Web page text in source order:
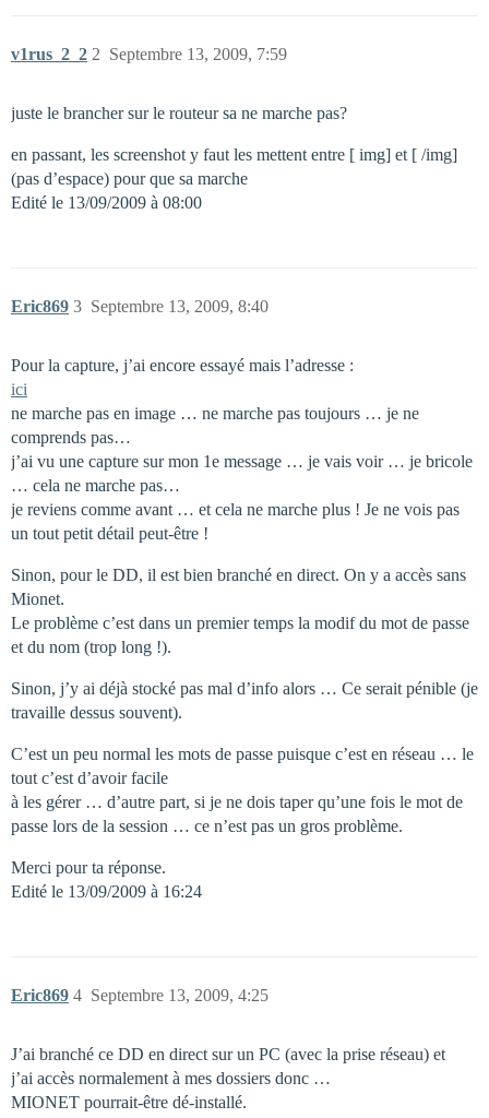
v1rus_2_2 Septembre 13, 2009, 7:59
2
juste le brancher sur le routeur sa ne marche pas?
en passant, les screenshot y faut les mettent entre [ img] et [ /img]
(pas d’espace) pour que sa marche
Edité le 13/09/2009 à 08:00
Eric869 Septembre 13, 2009, 8:40
3
Pour la capture, j’ai encore essayé mais l’adresse :
ici
ne marche pas en image … ne marche pas toujours … je ne
comprends pas…
j’ai vu une capture sur mon 1e message … je vais voir … je bricole
… cela ne marche pas…
je reviens comme avant … et cela ne marche plus ! Je ne vois pas
un tout petit détail peut-être !
Sinon, pour le DD, il est bien branché en direct. On y a accès sans
Mionet.
Le problème c’est dans un premier temps la modif du mot de passe
et du nom (trop long !).
Sinon, j’y ai déjà stocké pas mal d’info alors … Ce serait pénible (je
travaille dessus souvent).
C’est un peu normal les mots de passe puisque c’est en réseau … le
tout c’est d’avoir facile
à les gérer … d’autre part, si je ne dois taper qu’une fois le mot de
passe lors de la session … ce n’est pas un gros problème.
Merci pour ta réponse.
Edité le 13/09/2009 à 16:24
Eric869 Septembre 13, 2009, 4:25
4
J’ai branché ce DD en direct sur un PC (avec la prise réseau) et
j’ai accès normalement à mes dossiers donc …
MIONET pourrait-être dé-installé.